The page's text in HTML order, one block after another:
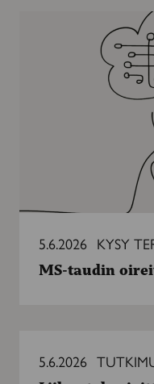
5.6.2026 KYSY
MS-taudin
monipuolista
apua
5.6.2026